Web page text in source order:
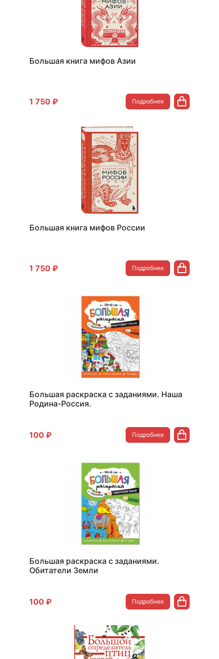
Большая книга мифов Азии
1 750 ₽ Подробнее
Большая книга мифов России
1 750 ₽ Подробнее
Большая раскраска с заданиями. Наша
Родина-Россия.
100 ₽ Подробнее
Большая раскраска с заданиями.
Обитатели Земли
100 ₽ Подробнее